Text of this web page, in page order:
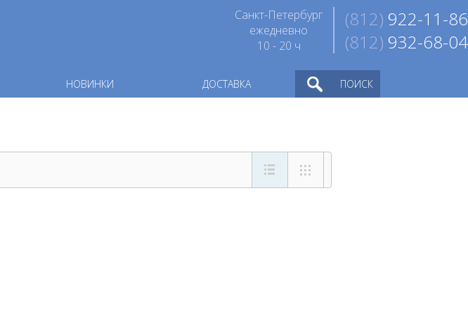
(812) 922-11-86
(812) 932-68-04
Санкт-Петербург
ежедневно
10 - 20 ч
НОВИНКИ ДОСТАВКА ПОИСК